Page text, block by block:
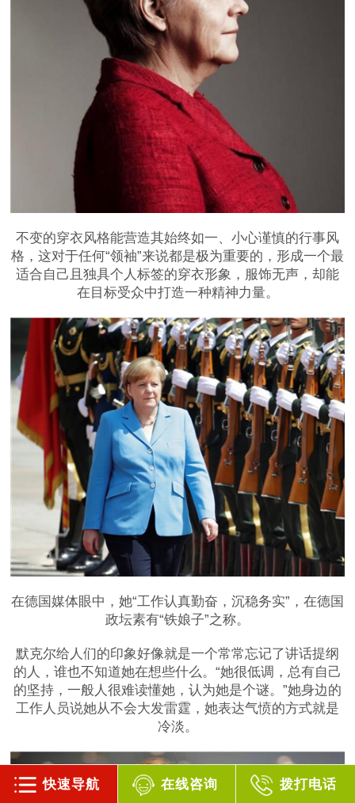
不变的穿衣风格能营造其始终如一、小心谨慎的行事风
格，这对于任何“领袖”来说都是极为重要的，形成一个最
适合自己且独具个人标签的穿衣形象，服饰无声，却能
在目标受众中打造一种精神力量。
在德国媒体眼中，她“工作认真勤奋，沉稳务实”，在德国
政坛素有“铁娘子”之称。
默克尔给人们的印象好像就是一个常常忘记了讲话提纲
的人，谁也不知道她在想些什么。“她很低调，总有自己
的坚持，一般人很难读懂她，认为她是个谜。”她身边的
工作人员说她从不会大发雷霆，她表达气愤的方式就是
冷淡。
快速导航 在线咨询 拨打电话